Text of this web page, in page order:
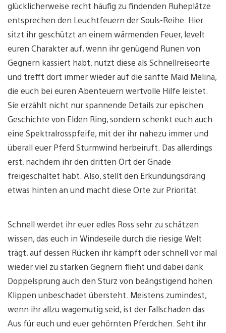
glücklicherweise recht häufig zu findenden Ruheplätze
entsprechen den Leuchtfeuern der Souls-Reihe. Hier
sitzt ihr geschützt an einem wärmenden Feuer, levelt
euren Charakter auf, wenn ihr genügend Runen von
Gegnern kassiert habt, nutzt diese als Schnellreiseorte
und trefft dort immer wieder auf die sanfte Maid Melina,
die euch bei euren Abenteuern wertvolle Hilfe leistet.
Sie erzählt nicht nur spannende Details zur epischen
Geschichte von Elden Ring, sondern schenkt euch auch
eine Spektralrosspfeife, mit der ihr nahezu immer und
überall euer Pferd Sturmwind herbeiruft. Das allerdings
erst, nachdem ihr den dritten Ort der Gnade
freigeschaltet habt. Also, stellt den Erkundungsdrang
etwas hinten an und macht diese Orte zur Priorität.
Schnell werdet ihr euer edles Ross sehr zu schätzen
wissen, das euch in Windeseile durch die riesige Welt
trägt, auf dessen Rücken ihr kämpft oder schnell vor mal
wieder viel zu starken Gegnern flieht und dabei dank
Doppelsprung auch den Sturz von beängstigend hohen
Klippen unbeschadet übersteht. Meistens zumindest,
wenn ihr allzu wagemutig seid, ist der Fallschaden das
Aus für euch und euer gehörnten Pferdchen. Seht ihr